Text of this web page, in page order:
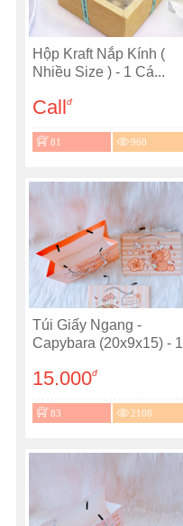
Hộp Kraft Nắp Kính (
Nhiều Size ) - 1 Cá...
Callđ
81 960
Túi Giấy Ngang -
Capybara (20x9x15) - 1
15.000đ
83 2108